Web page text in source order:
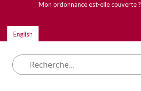
Mon ordonnance est-elle couverte ?
English
Que cherchez-vous